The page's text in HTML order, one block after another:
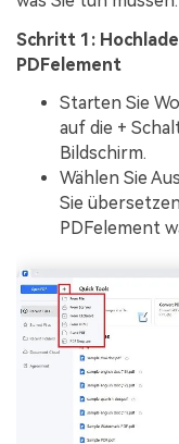
Schritt 1:
PDFelement
Starten Sie
auf die +
Bildschirm.
Wählen Sie
Sie
PDFelement